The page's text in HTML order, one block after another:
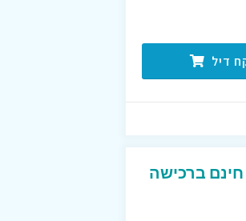
דיל
ברכישה